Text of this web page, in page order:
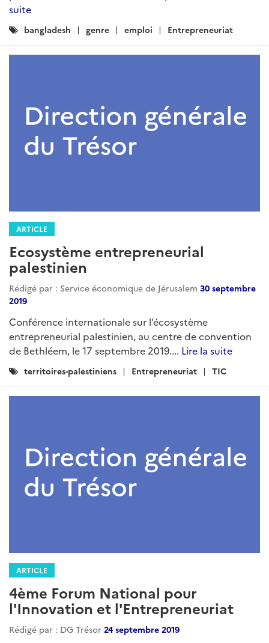
suite
Catégories
bangladesh genre emploi Entrepreneuriat
ARTICLE
Ecosystème entrepreneurial
palestinien
Rédigé par : Service économique de Jérusalem 30 septembre
2019
Conférence internationale sur l’écosystème
entrepreneurial palestinien, au centre de convention
de Bethléem, le 17 septembre 2019.... Lire la suite
Catégories
territoires-palestiniens Entrepreneuriat TIC
ARTICLE
4ème Forum National pour
l'Innovation et l'Entrepreneuriat
Rédigé par : DG Trésor 24 septembre 2019